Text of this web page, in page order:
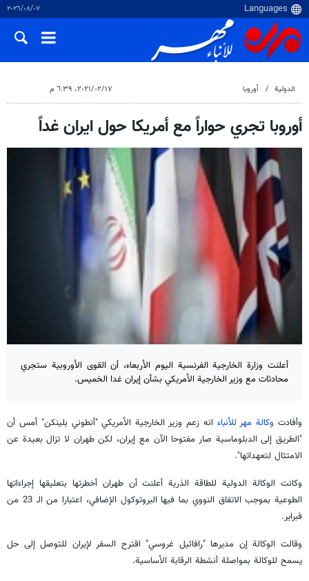
٠٧‏/٠٨‏/٢٠٢٦
الدولية أوروبا ١٧‏/٠٢‏/٢٠٢١، ٦:٣٩ م
أوروبا تجري حواراً مع أمريكا حول ايران غداً
أعلنت وزارة الخارجية الفرنسية اليوم الأربعاء، أن القوى الأوروبية ستجري
محادثات مع وزير الخارجية الأمريكي بشأن إيران غدا الخميس.
وأفادت وكالة مهر للأنباء انه زعم وزير الخارجية الأمريكي "أنطوني بلينكن" أمس أن
"الطريق إلى الدبلوماسية صار مفتوحا الآن مع إيران، لكن طهران لا تزال بعيدة عن
الامتثال لتعهداتها".
وكانت الوكالة الدولية للطاقة الذرية أعلنت أن طهران أخطرتها بتعليقها إجراءاتها
الطوعية بموجب الاتفاق النووي بما فيها البروتوكول الإضافي، اعتبارا من الـ 23 من
فبراير.
وقالت الوكالة إن مديرها "رافائيل غروسي" اقترح السفر لإيران للتوصل إلى حل
يسمح للوكالة بمواصلة أنشطة الرقابة الأساسية.